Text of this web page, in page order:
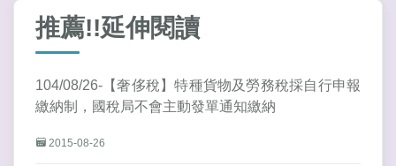
推薦!!延伸閱讀
104/08/26-【奢侈稅】特種貨物及勞務稅採自行申報
繳納制，國稅局不會主動發單通知繳納
2015-08-26